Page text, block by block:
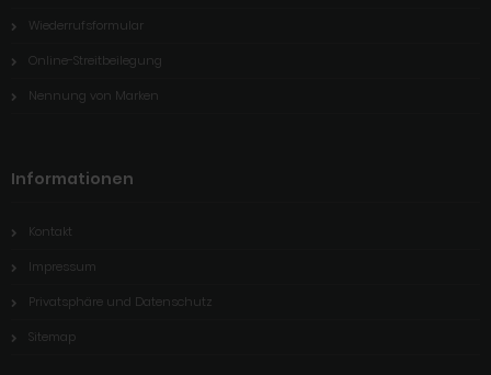
Wiederrufsformular
Online-Streitbeilegung
Nennung von Marken
Informationen
Kontakt
Impressum
Privatsphäre und Datenschutz
Sitemap